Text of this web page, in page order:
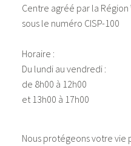
Centre agréé par la
sous le numéro CISP-100
Horaire :
Du lundi au vendredi :
de 8h00 à 12h00
et 13h00 à 17h00
Nous protégeons votre vie